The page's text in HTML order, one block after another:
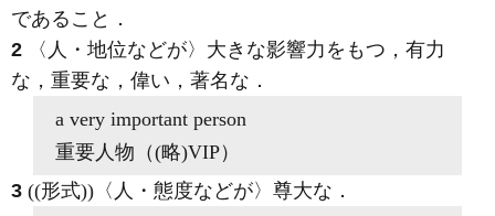
であること．
2 〈人・地位などが〉大きな影響力をもつ，有力
な，重要な，偉い，著名な ．
a very important person
重要人物（(略)VIP）
3 ((形式))〈人・態度などが〉尊大な ．